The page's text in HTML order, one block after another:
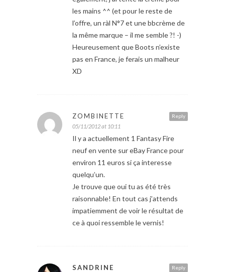
les mains ^^ (et pour le reste de
l’offre, un ràl N°7 et une bbcrème de
la même marque – il me semble ?! -)
Heureusement que Boots n’existe
pas en France, je ferais un malheur
XD
Reply
ZOMBINETTE
05/11/2012 at 10:11
Il y a actuellement 1 Fantasy Fire
neuf en vente sur eBay France pour
environ 11 euros si ça interesse
quelqu’un.
Je trouve que oui tu as été très
raisonnable! En tout cas j’attends
impatiemment de voir le résultat de
ce à quoi ressemble le vernis!
Reply
SANDRINE